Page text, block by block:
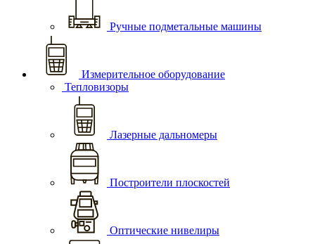
Ручные подметальные машины
Измерительное оборудование
Тепловизоры
Лазерные дальномеры
Построители плоскостей
Оптические нивелиры